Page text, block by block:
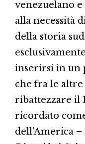
venezuelano
alla necessità
della storia
inserirsi in un
che fra le altre
ribattezzare il
ricordato
dell’America